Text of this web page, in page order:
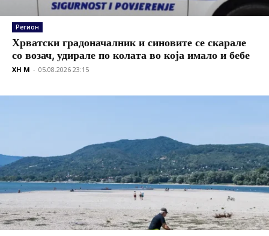
Регион
Хрватски градоначалник и синовите се скарале
со возач, удирале по колата во која имало и бебе
XH M - 05.08.2026 23:15